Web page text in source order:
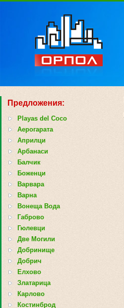
Предложения:
Playas del Coco
Аерогарата
Априлци
Арбанаси
Балчик
Боженци
Варвара
Варна
Вонеща Вода
Габрово
Гюлевци
Две Могили
Добринище
Добрич
Елхово
Златарица
Карлово
Костинброд